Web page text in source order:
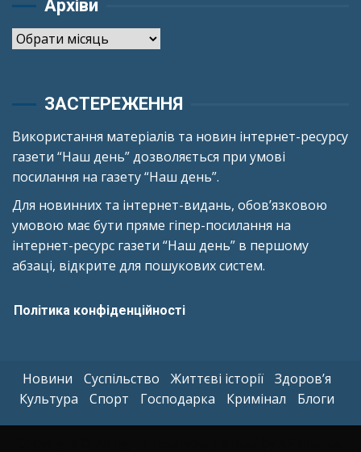
Архіви
Архіви
ЗАСТЕРЕЖЕННЯ
Використання матеріалів та новин інтернет-ресурсу
газети “Наш день” дозволяється при умові
посилання на газету “Наш день”.
Для новинних та інтернет-видань, обов’язковою
умовою має бути пряме гіпер-посилання на
інтернет-ресурс газети “Наш день” в першому
абзаці, відкрите для пошукових систем.
Політика конфіденційності
Новини Суспільство Життєві історії
Здоров’я
Культура
Спорт Господарка Кримінал Блоги